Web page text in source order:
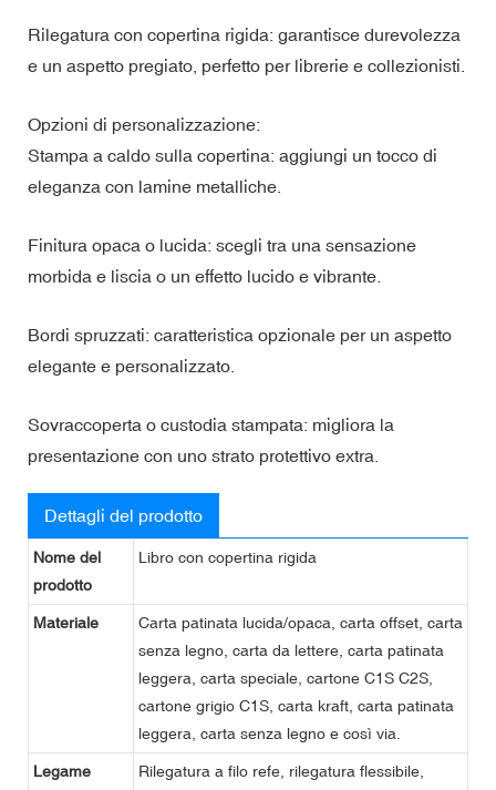
Rilegatura con copertina rigida: garantisce durevolezza
e un aspetto pregiato, perfetto per librerie e collezionisti.
Opzioni di personalizzazione:
Stampa a caldo sulla copertina: aggiungi un tocco di
eleganza con lamine metalliche.
Finitura opaca o lucida: scegli tra una sensazione
morbida e liscia o un effetto lucido e vibrante.
Bordi spruzzati: caratteristica opzionale per un aspetto
elegante e personalizzato.
Sovraccoperta o custodia stampata: migliora la
presentazione con uno strato protettivo extra.
Dettagli del prodotto
Nome del
prodotto
Libro con copertina rigida
Materiale
Carta patinata lucida/opaca, carta offset, carta
senza legno, carta da lettere, carta patinata
leggera, carta speciale, cartone C1S C2S,
cartone grigio C1S, carta kraft, carta patinata
leggera, carta senza legno e così via.
Legame
Rilegatura a filo refe, rilegatura flessibile,